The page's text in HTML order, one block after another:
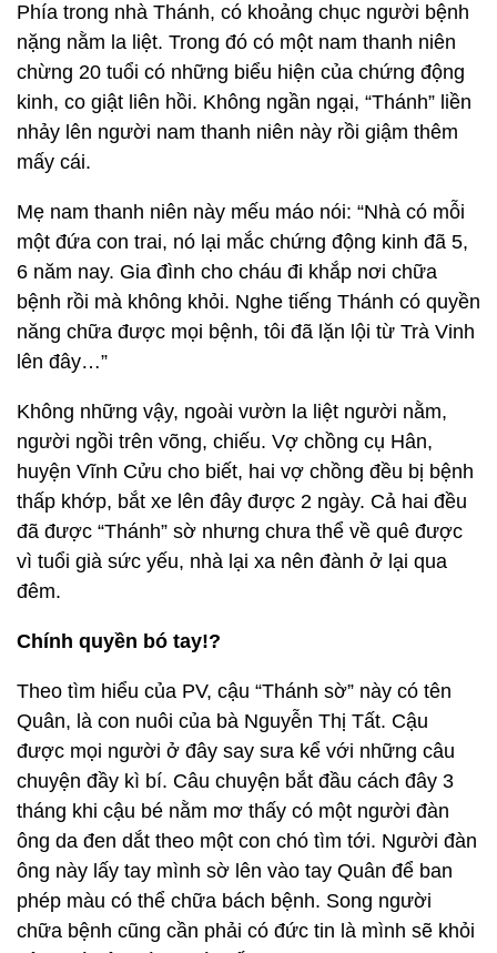
Phía trong nhà Thánh, có khoảng chục người bệnh
nặng nằm la liệt. Trong đó có một nam thanh niên
chừng 20 tuổi có những biểu hiện của chứng động
kinh, co giật liên hồi. Không ngần ngại, “Thánh” liền
nhảy lên người nam thanh niên này rồi giậm thêm
mấy cái.
Mẹ nam thanh niên này mếu máo nói: “Nhà có mỗi
một đứa con trai, nó lại mắc chứng động kinh đã 5,
6 năm nay. Gia đình cho cháu đi khắp nơi chữa
bệnh rồi mà không khỏi. Nghe tiếng Thánh có quyền
năng chữa được mọi bệnh, tôi đã lặn lội từ Trà Vinh
lên đây…”
Không những vậy, ngoài vườn la liệt người nằm,
người ngồi trên võng, chiếu. Vợ chồng cụ Hân,
huyện Vĩnh Cửu cho biết, hai vợ chồng đều bị bệnh
thấp khớp, bắt xe lên đây được 2 ngày. Cả hai đều
đã được “Thánh” sờ nhưng chưa thể về quê được
vì tuổi già sức yếu, nhà lại xa nên đành ở lại qua
đêm.
Chính quyền bó tay!?
Theo tìm hiểu của PV, cậu “Thánh sờ” này có tên
Quân, là con nuôi của bà Nguyễn Thị Tất. Cậu
được mọi người ở đây say sưa kể với những câu
chuyện đầy kì bí. Câu chuyện bắt đầu cách đây 3
tháng khi cậu bé nằm mơ thấy có một người đàn
ông da đen dắt theo một con chó tìm tới. Người đàn
ông này lấy tay mình sờ lên vào tay Quân để ban
phép màu có thể chữa bách bệnh. Song người
chữa bệnh cũng cần phải có đức tin là mình sẽ khỏi